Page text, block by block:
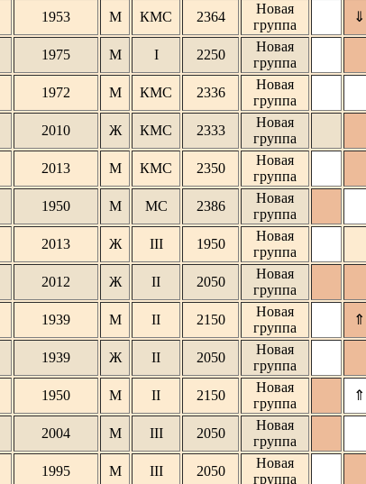
1953 М КМС 2364
Новая
группа
⇓
1975 М I 2250
Новая
группа
1972 М КМС 2336
Новая
группа
2010 Ж КМС 2333
Новая
группа
2013 М КМС 2350
Новая
группа
1950 М МС 2386
Новая
группа
2013 Ж III 1950
Новая
группа
2012 Ж II 2050
Новая
группа
1939 М II 2150
Новая
группа
⇑
1939 Ж II 2050
Новая
группа
1950 М II 2150
Новая
группа
⇑
2004 М III 2050
Новая
группа
1995 М III 2050
Новая
группа